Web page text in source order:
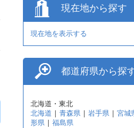
現在地から探す
現在地を表示する
都道府県から探
北海道・東北
北海道 | 青森県 | 岩手県 | 宮城
形県 | 福島県